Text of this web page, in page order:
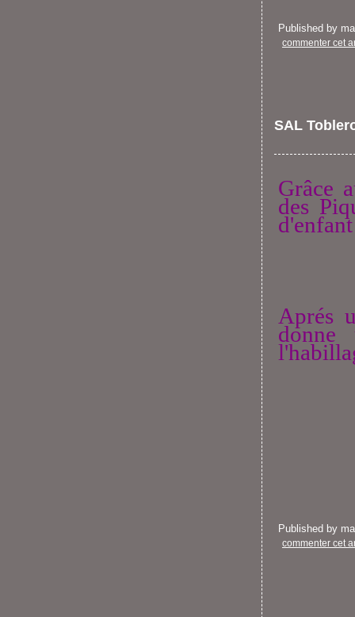
Published by
commenter cet
SAL
Grâce
des
Aprés
donne
Published by
commenter cet